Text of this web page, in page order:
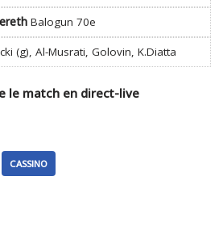
Balogun 70e
(g), Al-Musrati, Golovin, K.Diatta
le match en direct-live
CASSINO